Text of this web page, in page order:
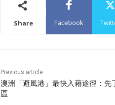
Share Facebook
Previous article
澳洲「避風港」最快入藉途徑：先
區